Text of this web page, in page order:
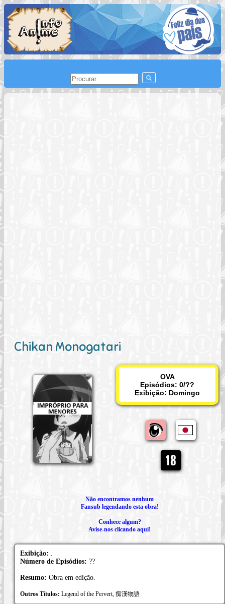
Chikan Monogatari
OVA
Episódios: 0/??
Exibição: Domingo
Não encontramos nenhum
Fansub legendando esta obra!
Conhece algum?
Avise-nos clicando aqui!
Exibição:
Número de Episódios: ??
Resumo: Obra em edição.
Outros Títulos: Legend of the Pervert, 痴漢物語